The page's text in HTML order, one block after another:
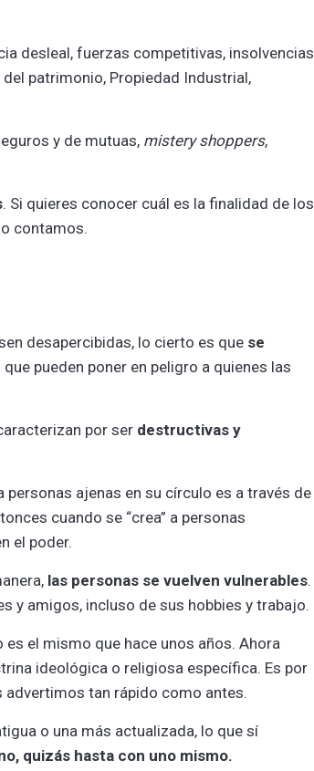
desleal, fuerzas competitivas, insolvencias
patrimonio, Propiedad Industrial,
y de mutuas, mistery shoppers,
. Si quieres conocer cuál es la finalidad de los
contamos.
desapercibidas, lo cierto es que se
pueden poner en peligro a quienes las
por ser destructivas y
ajenas en su círculo es a través de
cuando se “crea” a personas
el poder.
las personas se vuelven vulnerables.
y amigos, incluso de sus hobbies y trabajo.
el mismo que hace unos años. Ahora
ideológica o religiosa específica. Es por
advertimos tan rápido como antes.
o una más actualizada, lo que sí
quizás hasta con uno mismo.